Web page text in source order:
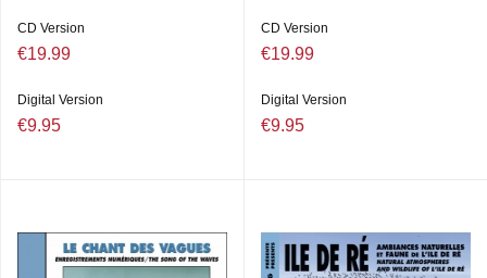
CD Version
€19.99
Digital Version
€9.95
CD Version
€19.99
Digital Version
€9.95